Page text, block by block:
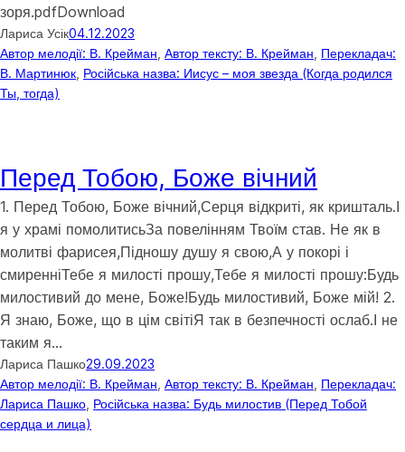
зоря.pdfDownload
Лариса Усік04.12.2023
Автор мелодії: В. Крейман Автор тексту: В. Крейман Перекладач:
В. Мартинюк Російська назва: Иисус – моя звезда (Когда родился
Ты, тогда)
Перед Тобою, Боже вічний
1. Перед Тобою, Боже вічний,Серця відкриті, як кришталь.І
я у храмі помолитисьЗа повелінням Твоїм став. Не як в
молитві фарисея,Підношу душу я свою,А у покорі і
смиренніТебе я милості прошу,Тебе я милості прошу:Будь
милостивий до мене, Боже!Будь милостивий, Боже мій! 2.
Я знаю, Боже, що в цім світіЯ так в безпечності ослаб.І не
таким я…
Лариса Пашко29.09.2023
Автор мелодії: В. Крейман Автор тексту: В. Крейман Перекладач:
Лариса Пашко Російська назва: Будь милостив (Перед Тобой
сердца и лица)